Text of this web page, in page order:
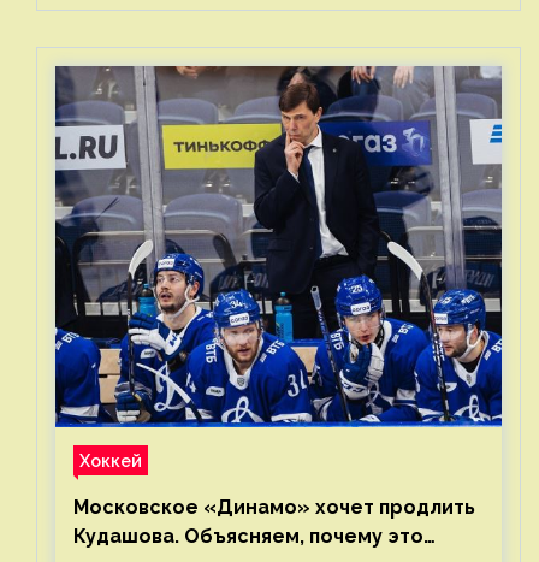
Хоккей
Московское «Динамо» хочет продлить
Кудашова. Объясняем, почему это